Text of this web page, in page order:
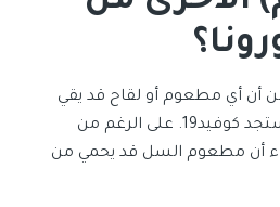
أن أي مطعوم أو لقاح قد يقي
من فيروس كورونا المستجد كوفيد19. على الرغم من
أن مطعوم السل قد يحمي من